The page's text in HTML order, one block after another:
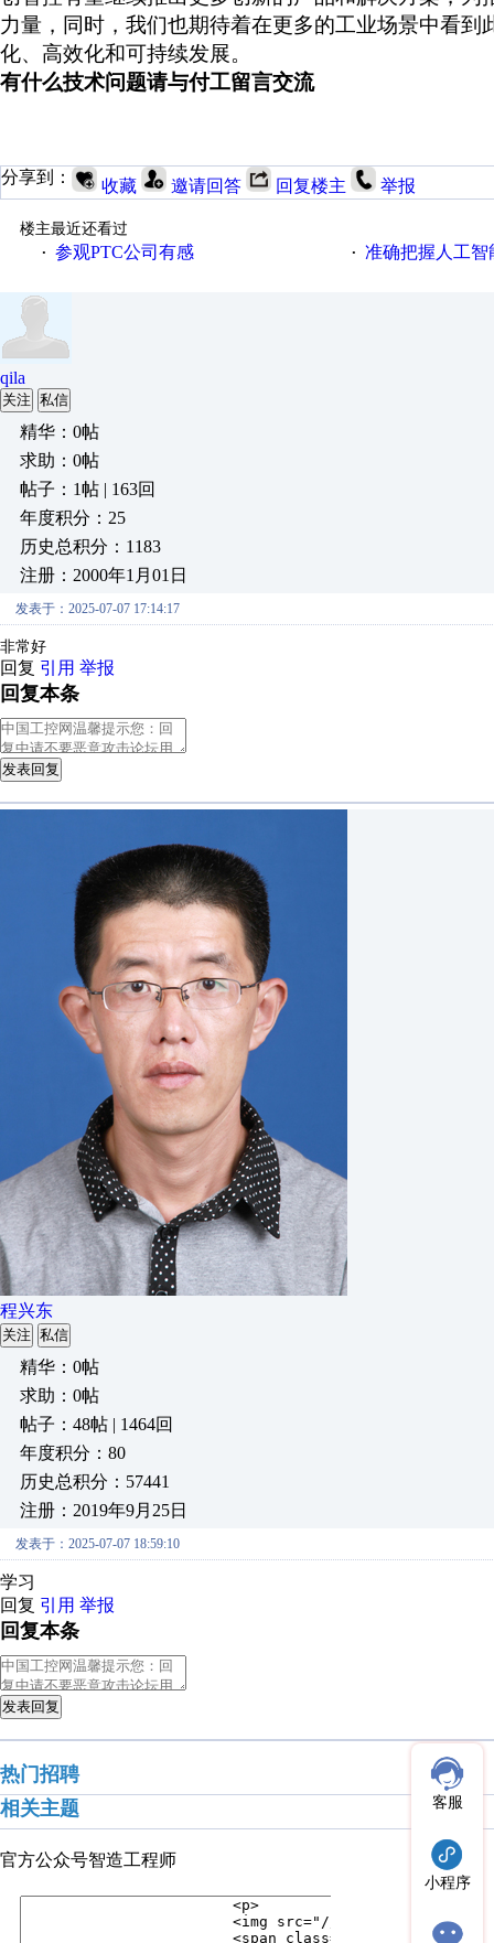
力量，同时，我们也期待着在更多的工业场景中看
化、高效化和可持续发展。
有什么技术问题请与付工留言交流
分享到： 收藏 邀请回答 回复楼主 举报
楼主最近还看过
· 参观PTC公司有感 · 准确把握人工
qila
关注 私信
精华：0帖
求助：0帖
帖子：1帖 | 163回
年度积分：25
历史总积分：1183
注册：2000年1月01日
发表于：2025-07-07 17:14:17
非常好
回复 引用 举报
回复本条
发表回复
程兴东
关注 私信
精华：0帖
求助：0帖
帖子：48帖 | 1464回
年度积分：80
历史总积分：57441
注册：2019年9月25日
发表于：2025-07-07 18:59:10
学习
回复 引用 举报
回复本条
发表回复
热门招聘
相关主题
官方公众号智造工程师
客服
小程序